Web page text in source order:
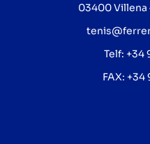
03400 Villena
Telf: +34
FAX: +34